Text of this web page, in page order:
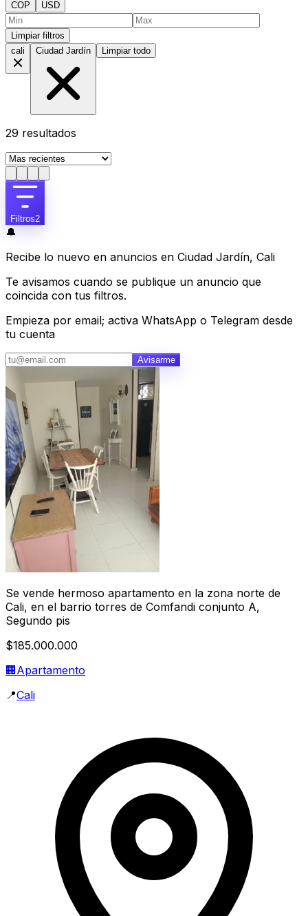
COP USD
Limpiar filtros
cali
Ciudad Jardín Limpiar todo
29 resultados
Filtros2
🔔
Recibe lo nuevo en anuncios en Ciudad Jardín, Cali
Te avisamos cuando se publique un anuncio que
coincida con tus filtros.
Empieza por email; activa WhatsApp o Telegram desde
tu cuenta
Avisarme
Se vende hermoso apartamento en la zona norte de
Cali, en el barrio torres de Comfandi conjunto A,
Segundo pis
$185.000.000
🏢Apartamento
📍Cali